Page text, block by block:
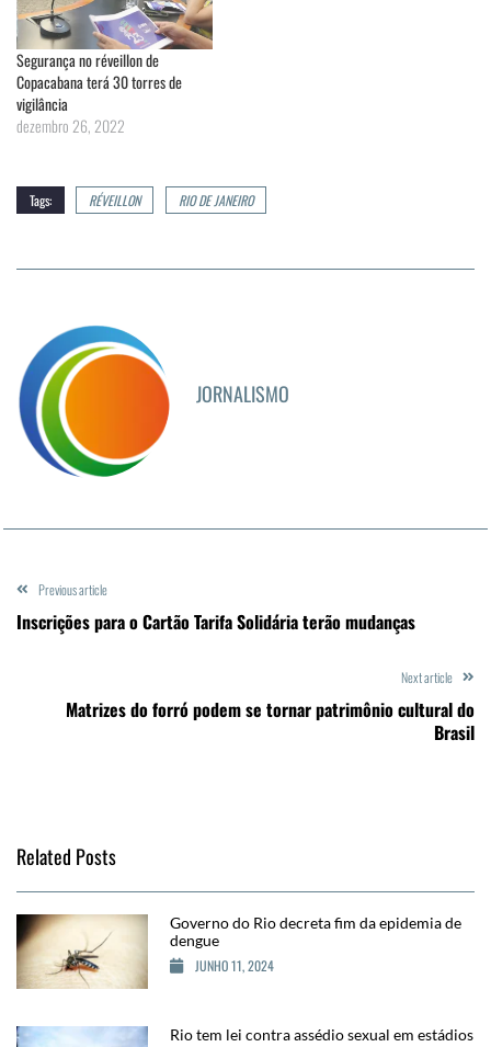
Segurança no réveillon de
Copacabana terá 30 torres de
vigilância
dezembro 26, 2022
Tags: RÉVEILLON RIO DE JANEIRO
JORNALISMO
Previous article
Inscrições para o Cartão Tarifa Solidária terão mudanças
Next article
Matrizes do forró podem se tornar patrimônio cultural do
Brasil
Related Posts
Governo do Rio decreta fim da epidemia de
dengue
JUNHO 11, 2024
Rio tem lei contra assédio sexual em estádios